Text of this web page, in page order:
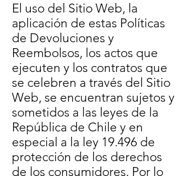
El uso del Sitio Web, la
aplicación de estas Políticas
de Devoluciones y
Reembolsos, los actos que
ejecuten y los contratos que
se celebren a través del Sitio
Web, se encuentran sujetos y
sometidos a las leyes de la
República de Chile y en
especial a la ley 19.496 de
protección de los derechos
de los consumidores. Por lo